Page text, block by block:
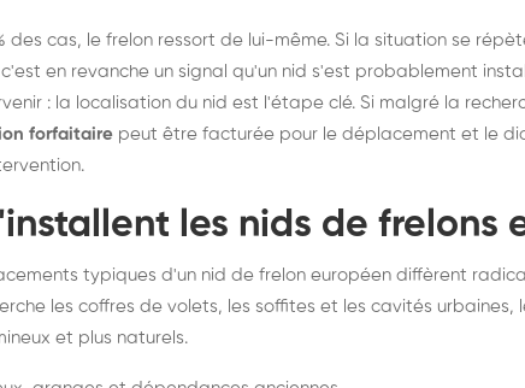
des cas, le frelon ressort de lui-même. Si la situation se
c'est en revanche un signal qu'un nid s'est probablement
: la localisation du nid est l'étape clé. Si malgré la
forfaitaire peut être facturée pour le déplacement et le
les nids de frelons
typiques d'un nid de frelon européen diffèrent
les coffres de volets, les soffites et les cavités urbaines,
et plus naturels.